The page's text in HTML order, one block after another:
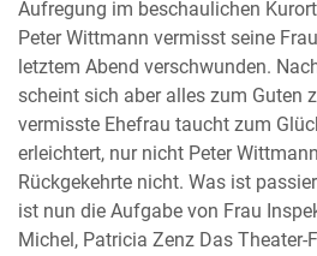
Aufregung im beschaulichen
Peter Wittmann vermisst seine
letztem Abend verschwunden.
scheint sich aber alles zum Guten
vermisste Ehefrau taucht zum
erleichtert, nur nicht Peter
Rückgekehrte nicht. Was ist
ist nun die Aufgabe von Frau
Michel, Patricia Zenz Das Theater-